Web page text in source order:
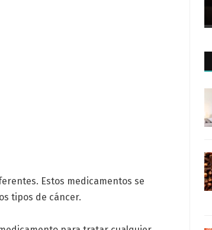
Estos medicamentos se
tipos de cáncer.